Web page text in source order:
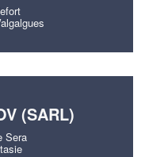
(SARL)
Sera